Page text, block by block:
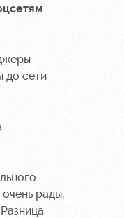
до сети
рады,